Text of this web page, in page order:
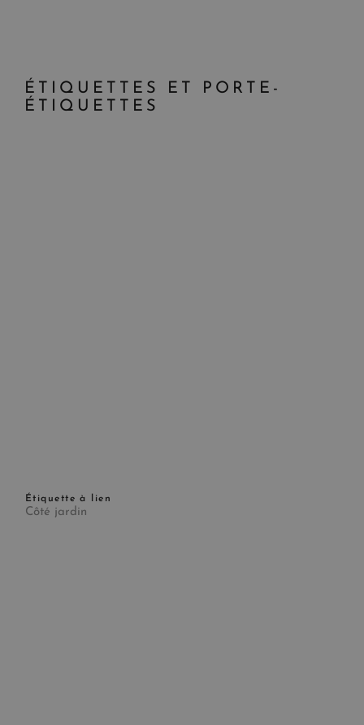
ÉTIQUETTES ET PORTE-
ÉTIQUETTES
Étiquette à lien
Côté jardin